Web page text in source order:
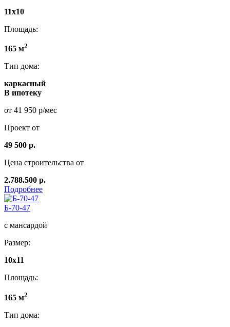
11х10
Площадь:
165 м2
Тип дома:
каркасный
В ипотеку
от 41 950 р/мес
Проект от
49 500 р.
Цена строительства от
2.788.500 р.
Подробнее
Б-70-47
с мансардой
Размер:
10х11
Площадь:
165 м2
Тип дома: